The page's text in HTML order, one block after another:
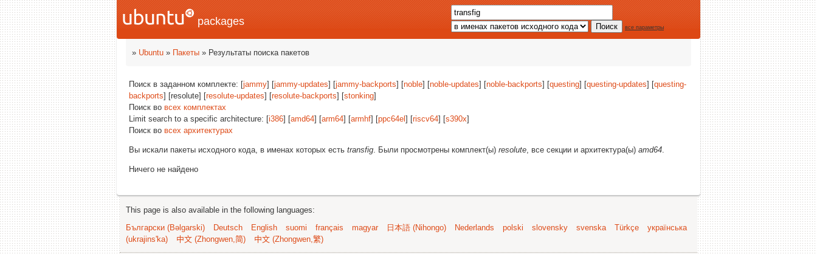
packages все параметры
» Ubuntu » Пакеты » Результаты поиска пакетов
Поиск в заданном комплекте: [jammy] [jammy-updates] [jammy-backports] [noble] [noble-updates] [noble-backports] [questing] [questing-updates] [questing-
backports] [resolute] [resolute-updates] [resolute-backports] [stonking]
Поиск во всех комплектах
Limit search to a specific architecture: [i386] [amd64] [arm64] [armhf] [ppc64el ] [riscv64] [s390x]
Поиск во всех архитектурах
Вы искали пакеты исходного кода, в именах которых есть transfig. Были просмотрены комплект(ы) resolute, все секции и архитектура(ы) amd64.
Ничего не найдено
This page is also available in the following languages:
Български (Bəlgarski)
Deutsch English suomi français magyar 日本語 (Nihongo) Nederlands polski slovensky svenska Türkçe
українська
(ukrajins'ka)
中文 (Zhongwen,简) 中文 (Zhongwen,繁)